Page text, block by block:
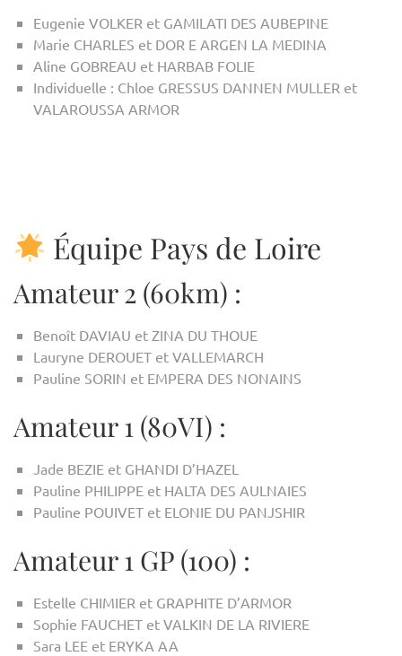
Eugenie VOLKER et GAMILATI DES AUBEPINE
Marie CHARLES et DOR E ARGEN LA MEDINA
Aline GOBREAU et HARBAB FOLIE
Individuelle : Chloe GRESSUS DANNEN MULLER et
VALAROUSSA ARMOR
Équipe Pays de Loire
Amateur 2 (60km) :
Benoît DAVIAU et ZINA DU THOUE
Lauryne DEROUET et VALLEMARCH
Pauline SORIN et EMPERA DES NONAINS
Amateur 1 (80VI) :
Jade BEZIE et GHANDI D’HAZEL
Pauline PHILIPPE et HALTA DES AULNAIES
Pauline POUIVET et ELONIE DU PANJSHIR
Amateur 1 GP (100) :
Estelle CHIMIER et GRAPHITE D’ARMOR
Sophie FAUCHET et VALKIN DE LA RIVIERE
Sara LEE et ERYKA AA